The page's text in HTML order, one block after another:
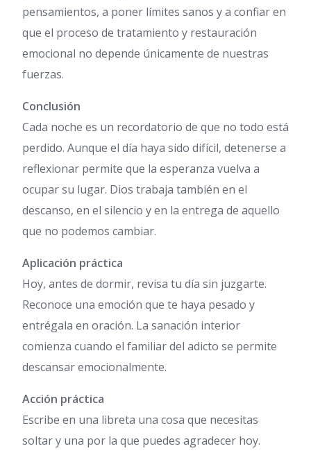
pensamientos, a poner límites sanos y a confiar en
que el proceso de tratamiento y restauración
emocional no depende únicamente de nuestras
fuerzas.
Conclusión
Cada noche es un recordatorio de que no todo está
perdido. Aunque el día haya sido difícil, detenerse a
reflexionar permite que la esperanza vuelva a
ocupar su lugar. Dios trabaja también en el
descanso, en el silencio y en la entrega de aquello
que no podemos cambiar.
Aplicación práctica
Hoy, antes de dormir, revisa tu día sin juzgarte.
Reconoce una emoción que te haya pesado y
entrégala en oración. La sanación interior
comienza cuando el familiar del adicto se permite
descansar emocionalmente.
Acción práctica
Escribe en una libreta una cosa que necesitas
soltar y una por la que puedes agradecer hoy.